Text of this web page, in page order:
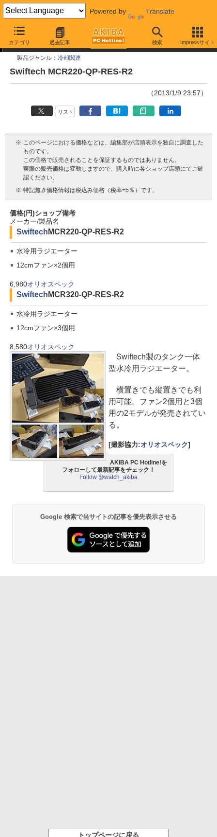
Powered by Translate
カテゴリ 過去記事 検索 Impressサイト
今週見つけた新製品
製品ジャンル： 冷却関連
Swiftech MCR220-QP-RES-R2
（2013/1/9 23:57）
リスト
※ このページにおける価格などは、編集部が店頭表示を独自に調査した
ものです。
この価格で販売されることを保証するものではありません。
実際の販売価格は変動しますので、購入時に各ショップ店頭にてご確
認ください。
※ 特記無き価格情報は税込み価格（税率=5％）です。
価格(円)ショップ備考
メーカー/製品名
Swiftech MCR220-QP-RES-R2
水冷用ラジエーター
12cmファン×2個用
6,980オリオスペック
Swiftech MCR320-QP-RES-R2
水冷用ラジエーター
12cmファン×3個用
8,580オリオスペック
Swiftech製のタンク一体
型水冷用ラジエーター。
横置きでも縦置きでも利
用可能。ファン2個用と3個
用の2モデルが発売されてい
る。
[撮影協力:オリオスペック]
AKIBA PC Hotline!を
フォローして最新記事をチェック！
Follow @watch_akiba
Google 検索で当サイトの記事を優先表示させる
トップページに戻る